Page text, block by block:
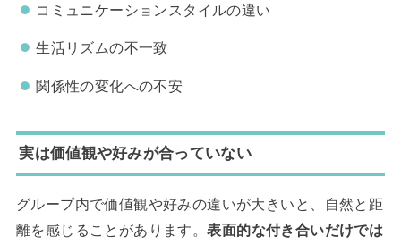
コミュニケーションスタイルの違い
生活リズムの不一致
関係性の変化への不安
実は価値観や好みが合っていない
グループ内で価値観や好みの違いが大きいと、自然と距
離を感じることがあります。表面的な付き合いだけでは